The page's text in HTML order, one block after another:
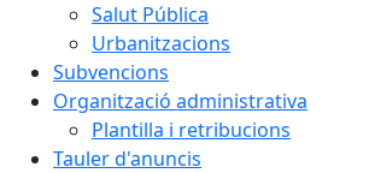
Salut Pública
Urbanitzacions
Subvencions
Organització administrativa
Plantilla i retribucions
Tauler d'anuncis